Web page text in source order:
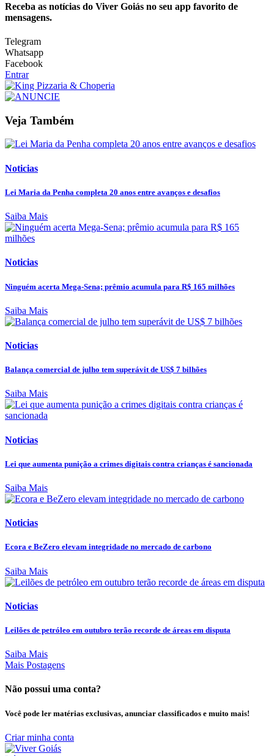
Receba as notícias do Viver Goiás no seu app favorito de
mensagens.
Telegram
Whatsapp
Facebook
Entrar
Veja Também
Noticias
Lei Maria da Penha completa 20 anos entre avanços e desafios
Saiba Mais
Noticias
Ninguém acerta Mega-Sena; prêmio acumula para R$ 165 milhões
Saiba Mais
Noticias
Balança comercial de julho tem superávit de US$ 7 bilhões
Saiba Mais
Noticias
Lei que aumenta punição a crimes digitais contra crianças é sancionada
Saiba Mais
Noticias
Ecora e BeZero elevam integridade no mercado de carbono
Saiba Mais
Noticias
Leilões de petróleo em outubro terão recorde de áreas em disputa
Saiba Mais
Mais Postagens
Não possui uma conta?
Você pode ler matérias exclusivas, anunciar classificados e muito mais!
Criar minha conta